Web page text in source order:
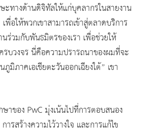
ะทางด้านดิจิทัลให้แก่บุคลากรในสายงาน
พื่อให้พวกเขาสามารถเข้าสู่ตลาดบริการ
ร่วมกับพันธมิตรของเรา เพื่อช่วยให้
บวงจร นี่คือความปรารถนาของผมที่จะ
มิภาคเอเชียตะวันออกเฉียงใต้” เขา
าของ PwC มุ่งเน้นไปที่การตอบสนอง
รสร้างความไว้วางใจ และการแก้ไข